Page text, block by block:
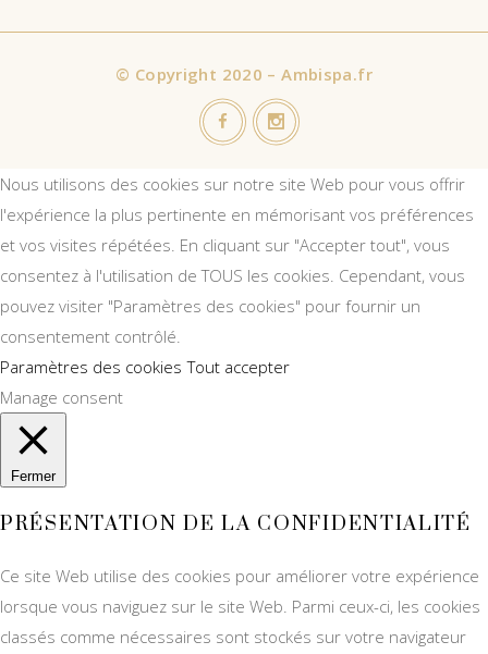
© Copyright 2020 – Ambispa.fr
Nous utilisons des cookies sur notre site Web pour vous offrir
l'expérience la plus pertinente en mémorisant vos préférences
et vos visites répétées. En cliquant sur "Accepter tout", vous
consentez à l'utilisation de TOUS les cookies. Cependant, vous
pouvez visiter "Paramètres des cookies" pour fournir un
consentement contrôlé.
Paramètres des cookies Tout accepter
Manage consent
Fermer
PRÉSENTATION DE LA CONFIDENTIALITÉ
Ce site Web utilise des cookies pour améliorer votre expérience
lorsque vous naviguez sur le site Web. Parmi ceux-ci, les cookies
classés comme nécessaires sont stockés sur votre navigateur